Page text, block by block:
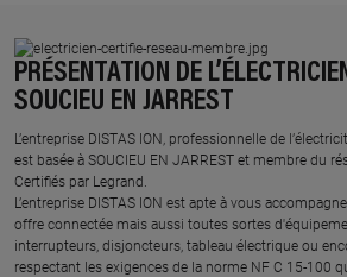
PRÉSENTATION DE
SOUCIEU EN JARREST
L’entreprise DISTAS ION, professionnelle de
est basée à SOUCIEU EN JARREST et membre du
Certifiés par Legrand.​
L’entreprise DISTAS ION est apte à vous
offre connectée mais aussi toutes sortes
interrupteurs, disjoncteurs, tableau électrique ou
respectant les exigences de la norme NF C 15-100